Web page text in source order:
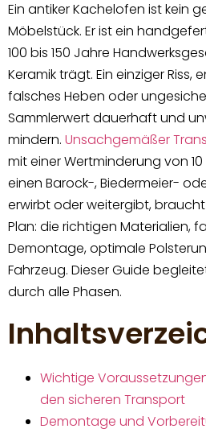
Ein antiker Kachelofen ist kein
Möbelstück. Er ist ein
100 bis 150 Jahre
Keramik trägt. Ein einziger Riss,
falsches Heben oder
Sammlerwert dauerhaft und
mindern. Unsachgemäßer
mit einer Wertminderung von 10
einen Barock-, Biedermeier-
erwirbt oder weitergibt,
Plan: die richtigen Materialien,
Demontage, optimale
Fahrzeug. Dieser Guide
durch alle Phasen.
Wichtige
den sicheren Transport
Demontage und